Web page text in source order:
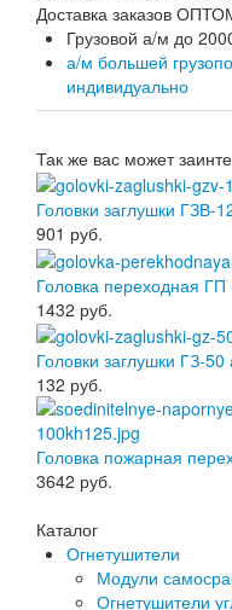
Доставка заказов
Грузовой а/м до
а/м большей
индивидуально
Так же вас может
Головки заглушки ГЗВ-
901 руб.
Головка переходная ГП
1432 руб.
Головки заглушки ГЗ-50
132 руб.
Головка пожарная
3642 руб.
Каталог
Огнетушители
Модули
Огнетушители